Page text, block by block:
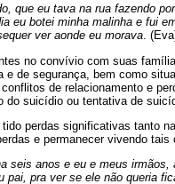
que eu tava na rua fazendo
eu botei minha malinha e fui
ver aonde eu morava.
no convívio com suas
de segurança, bem como
de relacionamento e
do suicídio ou tentativa de
perdas significativas tanto
e permanecer vivendo tais
seis anos e eu e meus irmãos,
pai, pra ver se ele não queria